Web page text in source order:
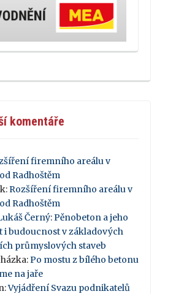
komentáře
firemního areálu v
Radhoštěm
:Rozšíření firemního areálu v
Radhoštěm
Černý:Pěnobeton a jeho
i budoucnost v základových
průmyslových staveb
:Po mostu z bílého betonu
na jaře
:Vyjádření Svazu podnikatelů